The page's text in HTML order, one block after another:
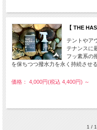
【 THE
テントやア
テナンスに
フッ素系の
を保ちつつ撥水力を永く持続させ
価格： 4,000円(税込 4,400円) ～
1 /